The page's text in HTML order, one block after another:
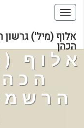
Toggle
navigation
אלוף (מיל')
הכהן
אלוף